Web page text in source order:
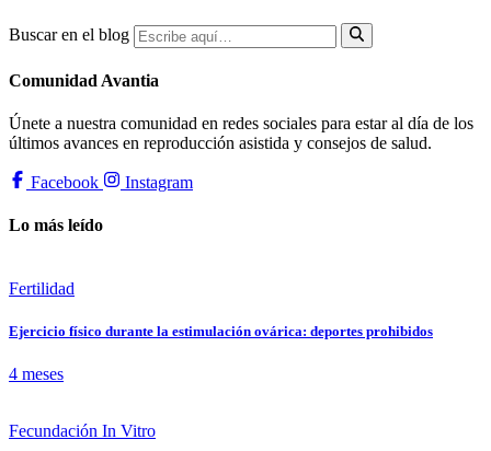
Buscar en el blog
Comunidad Avantia
Únete a nuestra comunidad en redes sociales para estar al día de los
últimos avances en reproducción asistida y consejos de salud.
Facebook Instagram
Lo más leído
Fertilidad
Ejercicio físico durante la estimulación ovárica: deportes prohibidos
4 meses
Fecundación In Vitro